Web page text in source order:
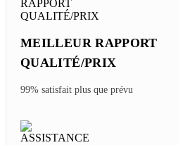
Les Restaurants étoilés
Découvrir
Sunday, 08/02/2026